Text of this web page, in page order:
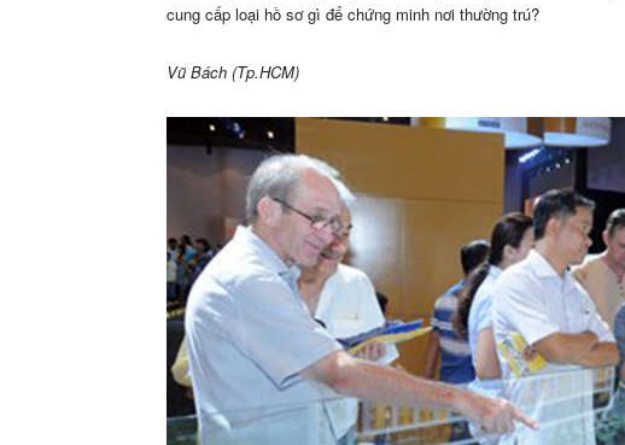
cung cấp loại hồ sơ gì để chứng minh nơi thường trú?
Vũ Bách (Tp.HCM)